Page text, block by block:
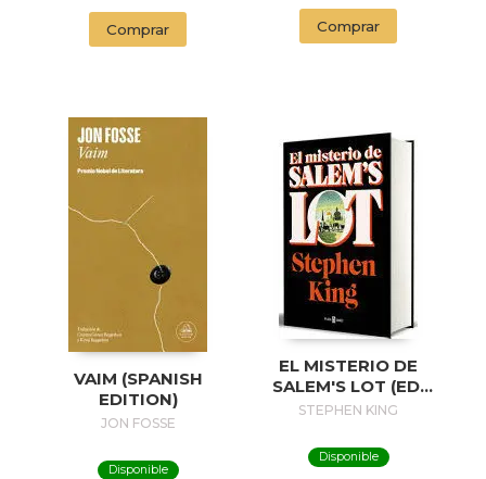
Comprar Comprar
VAIM (SPANISH
EDITION)
JON FOSSE
Disponible
EL MISTERIO DE
SALEM'S LOT (ED.
50 ANIVERSARIO) /
STEPHEN KING
Disponible